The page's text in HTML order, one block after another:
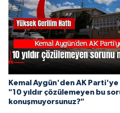
Kemal Aygün'den AK Parti'ye
"10 yıldır çözülemeyen bu
konuşmuyorsunuz?"